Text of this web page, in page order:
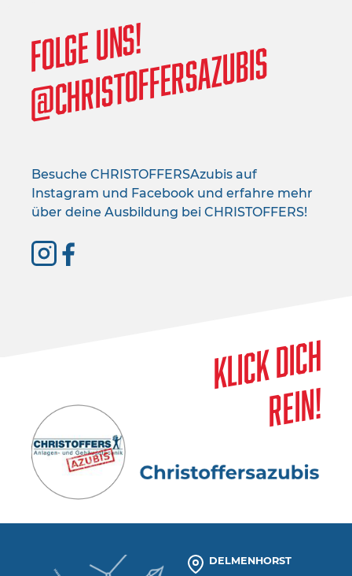
Folge uns!
@christoffersazubis
Besuche CHRISTOFFERSAzubis auf
Instagram und Facebook und erfahre mehr
über deine Ausbildung bei CHRISTOFFERS!
Klick dich
rein!
DELMENHORST